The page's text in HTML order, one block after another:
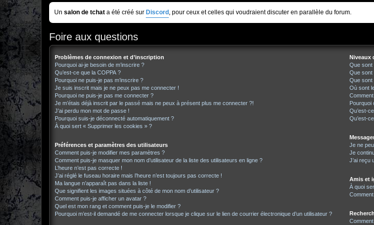
Un salon de tchat a été créé sur Discord , pour ceux et celles qui voudraient discuter en parallèle du forum.
Foire aux questions
Problèmes de connexion et d’inscription
Pourquoi ai-je besoin de m’inscrire ?
Qu’est-ce que la COPPA ?
Pourquoi ne puis-je pas m’inscrire ?
Je suis inscrit mais je ne peux pas me connecter !
Pourquoi ne puis-je pas me connecter ?
Je m’étais déjà inscrit par le passé mais ne peux à présent plus me connecter ?!
J’ai perdu mon mot de passe !
Pourquoi suis-je déconnecté automatiquement ?
À quoi sert « Supprimer les cookies » ?
Préférences et paramètres des utilisateurs
Comment puis-je modifier mes paramètres ?
Comment puis-je masquer mon nom d’utilisateur de la liste des utilisateurs en ligne ?
L’heure n’est pas correcte !
J’ai réglé le fuseau horaire mais l’heure n’est toujours pas correcte !
Ma langue n’apparaît pas dans la liste !
Que signifient les images situées à côté de mon nom d’utilisateur ?
Comment puis-je afficher un avatar ?
Quel est mon rang et comment puis-je le modifier ?
Pourquoi m’est-il demandé de me connecter lorsque je clique sur le lien de courrier électronique d’un utilisateur ?
Niveaux
Que sont
Que sont
Que sont
Où sont
Pourquoi
Qu’est-
Qu’est-
Je ne
Je
J’ai reçu
Amis et
À quoi